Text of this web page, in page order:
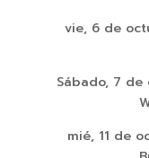
vie, 6 de
Sábado, 7
mié, 11 de